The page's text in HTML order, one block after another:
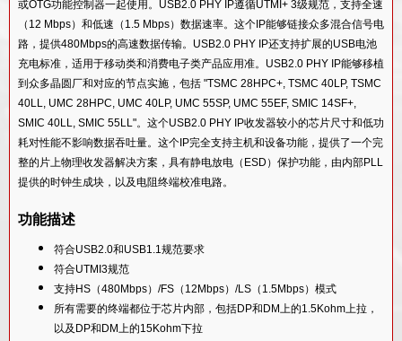
28HPC工艺的USB 3.0 PHY IP
55LL工艺的USB 3.1 Type-C PHY IP
12SF++工艺的USB 2.0 PHY IP
14SF+工艺的USB 2.0 PHY IP
40LL工艺的USB 2.0 PHY IP
55LL工艺的USB 2.0 PHY IP
40LL工艺的USB 3.0/ PCIe 2.0/ SATA 3.0ComboPHY IP
55LL工艺的USB 3.0/ PCIe 2.0/ SATA 3.0 Combo PHY IP
USB 3.2双模式控制器IP
USB 3.1设备控制器IP
USB 3.1主机控制器IP
USB 3.1集线器控制器IP
USB 3.1视觉控制器IP
USB 3.1 Gen1 SSIC控制器IP
USB 3.0设备控制器IP
USB 3.0主机控制器IP
USB 3.0集线器控制器IP
USB 3.0双模式控制器IP
USB 3.0 OTG控制器IP
USB 3.0音频类设备控制器IP
或OTG功能控制器一起使用。USB2.0 PHY IP遵循UTMI+ 3级规范，支持全速
（12 Mbps）和低速（1.5 Mbps）数据速率。这个IP能够链接众多混合信号电
路，提供480Mbps的高速数据传输。USB2.0 PHY IP还支持扩展的USB电池
充电标准，适用于移动类和消费电子类产品应用准。USB2.0 PHY IP能够移植
到众多晶圆厂和对应的节点实施，包括 "TSMC 28HPC+, TSMC 40LP, TSMC
40LL, UMC 28HPC, UMC 40LP, UMC 55SP, UMC 55EF, SMIC 14SF+,
SMIC 40LL, SMIC 55LL"。这个USB2.0 PHY IP收发器较小的芯片尺寸和低功
耗对性能不影响数据吞吐量。这个IP完全支持主机和设备功能，提供了一个完
整的片上物理收发器解决方案，具有静电放电（ESD）保护功能，由内部PLL
提供的时钟生成块，以及电阻终端校准电路。
功能描述
符合USB2.0和USB1.1规范要求
符合UTMI3规范
支持HS（480Mbps）/FS（12Mbps）/LS（1.5Mbps）模式
所有需要的终端都位于芯片内部，包括DP和DM上的1.5Kohm上拉，
以及DP和DM上的15Kohm下拉